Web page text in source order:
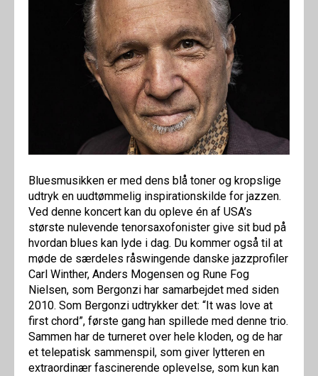
Bluesmusikken er med dens blå toner og kropslige
udtryk en uudtømmelig inspirationskilde for jazzen.
Ved denne koncert kan du opleve én af USA’s
største nulevende tenorsaxofonister give sit bud på
hvordan blues kan lyde i dag. Du kommer også til at
møde de særdeles råswingende danske jazzprofiler
Carl Winther, Anders Mogensen og Rune Fog
Nielsen, som Bergonzi har samarbejdet med siden
2010. Som Bergonzi udtrykker det: “It was love at
first chord”, første gang han spillede med denne trio.
Sammen har de turneret over hele kloden, og de har
et telepatisk sammenspil, som giver lytteren en
extraordinær fascinerende oplevelse, som kun kan